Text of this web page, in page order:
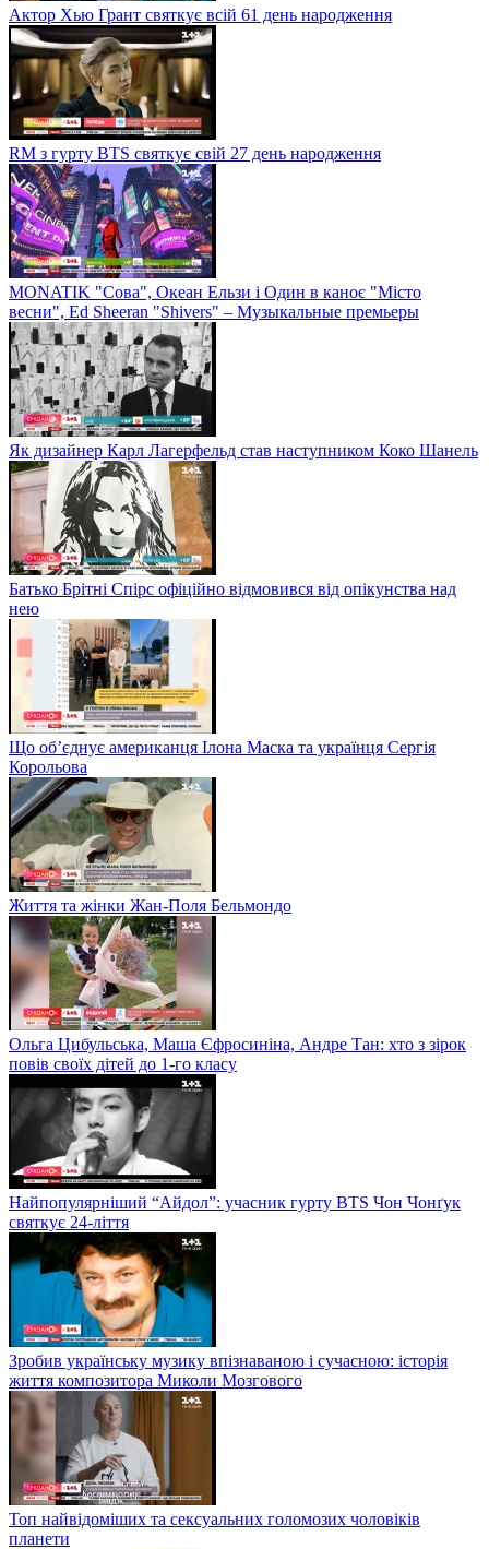
Актор Хью Грант святкує всій 61 день народження
RM з гурту BTS святкує свій 27 день народження
MONATIK "Сова", Океан Ельзи і Один в каноє "Місто
весни", Ed Sheeran "Shivers" – Музыкальные премьеры
Як дизайнер Карл Лагерфельд став наступником Коко Шанель
Батько Брітні Спірс офіційно відмовився від опікунства над
нею
Що об’єднує американця Ілона Маска та українця Сергія
Корольова
Життя та жінки Жан-Поля Бельмондо
Ольга Цибульська, Маша Єфросиніна, Андре Тан: хто з зірок
повів своїх дітей до 1-го класу
Найпопулярніший “Айдол”: учасник гурту BTS Чон Чонґук
святкує 24-ліття
Зробив українську музику впізнаваною і сучасною: історія
життя композитора Миколи Мозгового
Топ найвідоміших та сексуальних голомозих чоловіків
планети